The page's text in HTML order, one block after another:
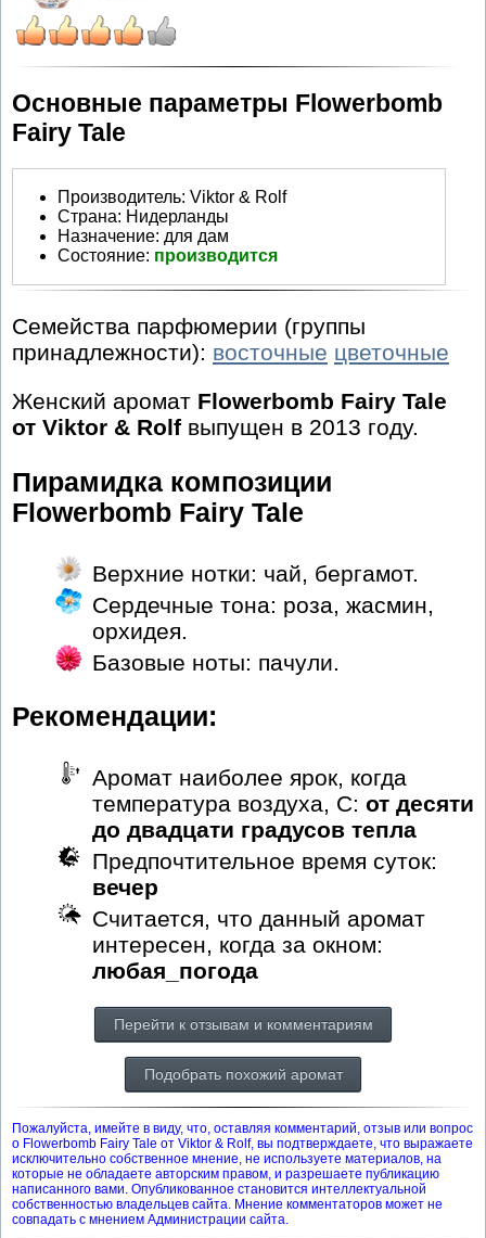
Основные параметры Flowerbomb
Fairy Tale
Производитель: Viktor & Rolf
Страна: Нидерланды
Назначение: для дам
Состояние: производится
Семейства парфюмерии (группы
принадлежности): восточные цветочные
Женский аромат Flowerbomb Fairy Tale
от Viktor & Rolf выпущен в 2013 году.
Пирамидка композиции
Flowerbomb Fairy Tale
Верхние нотки: чай, бергамот.
Сердечные тона: роза, жасмин,
орхидея.
Базовые ноты: пачули.
Рекомендации:
Аромат наиболее ярок, когда
температура воздуха, С: от десяти
до двадцати градусов тепла
Предпочтительное время суток:
вечер
Считается, что данный аромат
интересен, когда за окном:
любая_погода
Перейти к отзывам и комментариям
Подобрать похожий аромат
Пожалуйста, имейте в виду, что, оставляя комментарий, отзыв или вопрос
о Flowerbomb Fairy Tale от Viktor & Rolf, вы подтверждаете, что выражаете
исключительно собственное мнение, не используете материалов, на
которые не обладаете авторским правом, и разрешаете публикацию
написанного вами. Опубликованное становится интеллектуальной
собственностью владельцев сайта. Мнение комментаторов может не
совпадать с мнением Администрации сайта.